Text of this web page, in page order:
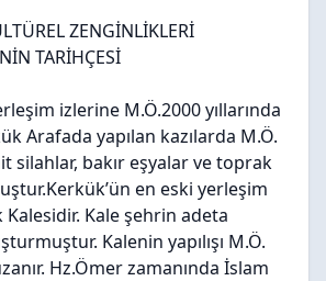
ZENGİNLİKLERİ
TARİHÇESİ
izlerine M.Ö.2000 yıllarında
Arafada yapılan kazılarda M.Ö.
silahlar, bakır eşyalar ve toprak
en eski yerleşim
Kalesidir. Kale şehrin adeta
Kalenin yapılışı M.Ö.
Hz.Ömer zamanında İslam